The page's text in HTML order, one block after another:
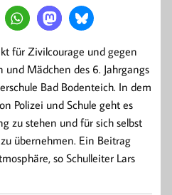
für Zivilcourage und gegen
und Mädchen des 6. Jahrgangs
Bad Bodenteich. In dem
Polizei und Schule geht es
zu stehen und für sich selbst
übernehmen. Ein Beitrag
so Schulleiter Lars